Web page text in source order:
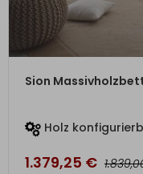
Sion
Holz
1.379,25 €